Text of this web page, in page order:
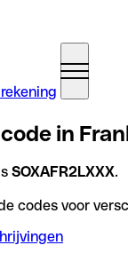
code in
SOXAFR2LXXX.
codes voor